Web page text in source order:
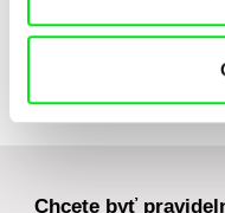
destinácia
Chcete byť